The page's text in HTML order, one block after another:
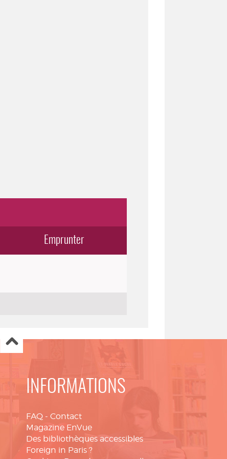
Emprunter
INFORMATIONS
FAQ - Contact
Magazine EnVue
Des bibliothèques accessibles
Foreign in Paris ?